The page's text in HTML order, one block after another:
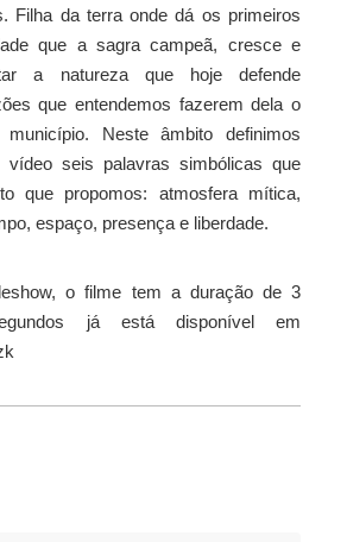
Filha da terra onde dá os primeiros
que a sagra campeã, cresce e
a natureza que hoje defende
que entendemos fazerem dela o
Neste âmbito definimos
seis palavras simbólicas que
que propomos: atmosfera mítica,
espaço, presença e liberdade.
o filme tem a duração de 3
já está disponível em